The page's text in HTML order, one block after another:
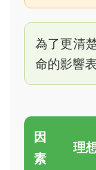
為了更清
命的影響表
因
素
理